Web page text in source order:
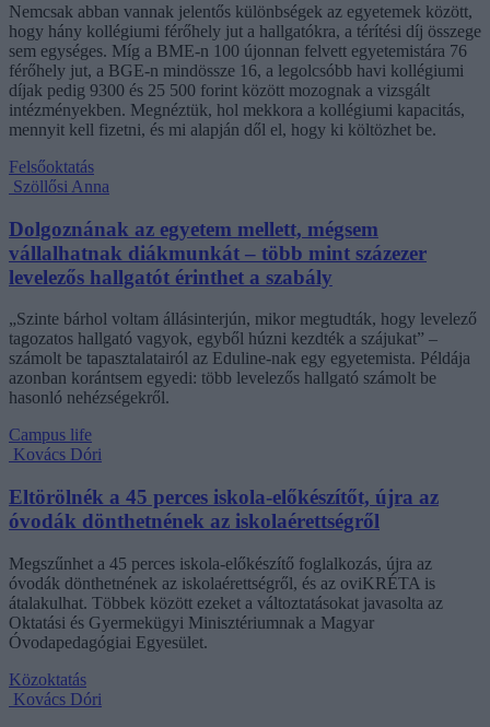
Nemcsak abban vannak jelentős különbségek az egyetemek között,
hogy hány kollégiumi férőhely jut a hallgatókra, a térítési díj összege
sem egységes. Míg a BME-n 100 újonnan felvett egyetemistára 76
férőhely jut, a BGE-n mindössze 16, a legolcsóbb havi kollégiumi
díjak pedig 9300 és 25 500 forint között mozognak a vizsgált
intézményekben. Megnéztük, hol mekkora a kollégiumi kapacitás,
mennyit kell fizetni, és mi alapján dől el, hogy ki költözhet be.
Felsőoktatás
Szöllősi Anna
Dolgoznának az egyetem mellett, mégsem
vállalhatnak diákmunkát – több mint százezer
levelezős hallgatót érinthet a szabály
„Szinte bárhol voltam állásinterjún, mikor megtudták, hogy levelező
tagozatos hallgató vagyok, egyből húzni kezdték a szájukat” –
számolt be tapasztalatairól az Eduline-nak egy egyetemista. Példája
azonban korántsem egyedi: több levelezős hallgató számolt be
hasonló nehézségekről.
Campus life
Kovács Dóri
Eltörölnék a 45 perces iskola-előkészítőt, újra az
óvodák dönthetnének az iskolaérettségről
Megszűnhet a 45 perces iskola-előkészítő foglalkozás, újra az
óvodák dönthetnének az iskolaérettségről, és az oviKRÉTA is
átalakulhat. Többek között ezeket a változtatásokat javasolta az
Oktatási és Gyermekügyi Minisztériumnak a Magyar
Óvodapedagógiai Egyesület.
Közoktatás
Kovács Dóri